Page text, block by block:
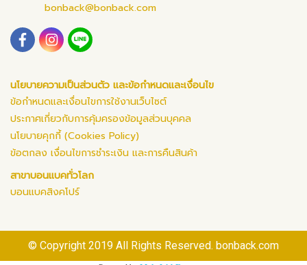
bonback@bonback.com
นโยบายความเป็นส่วนตัว และข้อกำหนดและเงื่อนไข
ข้อกำหนดและเงื่อนไขการใช้งานเว็บไซต์
ประกาศเกี่ยวกับการคุ้มครองข้อมูลส่วนบุคคล
นโยบายคุกกี้ (Cookies Policy)
ข้อตกลง เงื่อนไขการชำระเงิน และการคืนสินค้า
สาขาบอนแบคทั่วโลก
บอนแบคสิงคโปร์
© Copyright 2019 All Rights Reserved. bonback.com